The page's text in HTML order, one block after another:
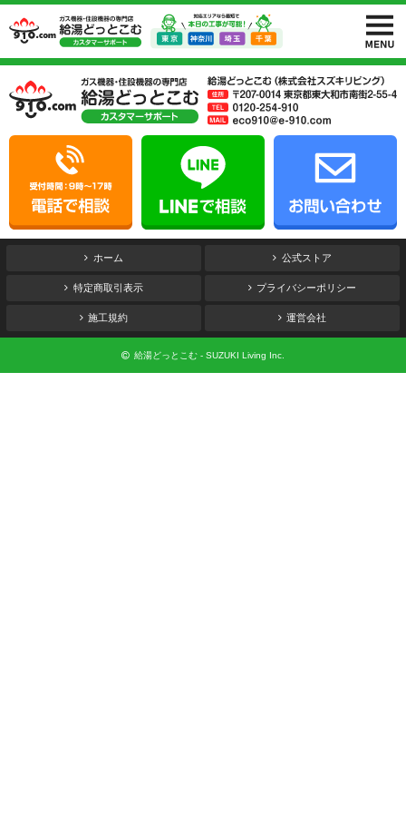
ホーム 公式ストア
特定商取引表示 プライバシーポリシー
施工規約 運営会社
給湯どっとこむ - SUZUKI Living Inc.